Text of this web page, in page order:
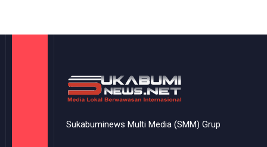
Sukabuminews Multi Media (SMM) Grup